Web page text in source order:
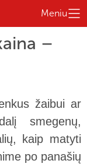
Meniu
–
žaibui ar
smegenų,
kaip matyti
po panašių